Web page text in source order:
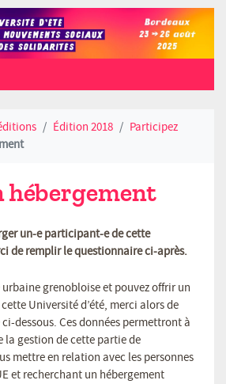
(TALENCE) -
Édition 2018
Participez
hébergement
un-e participant-e de cette
de remplir le questionnaire ci-après.
urbaine grenobloise et pouvez offrir un
Université d’été, merci alors de
dessous. Ces données permettront à
la gestion de cette partie de
mettre en relation avec les personnes
et recherchant un hébergement